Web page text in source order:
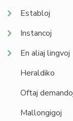
Establoj
Instancoj
En aliaj lingvoj
Heraldiko
Oftaj
Mallongigoj